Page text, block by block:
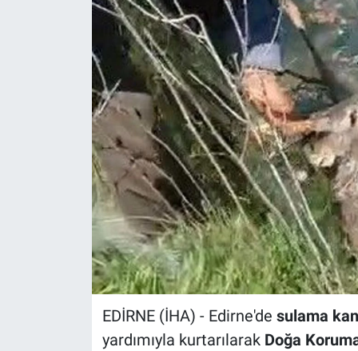
EDİRNE (İHA) - Edirne'de sulama
yardımıyla kurtarılarak Doğa